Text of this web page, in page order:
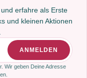
erfahre als Erste
und kleinen Aktionen
ANMELDEN
Wir geben Deine Adresse